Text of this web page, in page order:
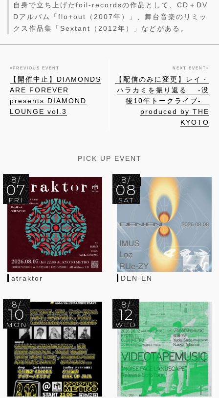
自身で立ち上げたfoil-recordsの作品として、CD＋DV
Dアルバム「flo+out（2007年）」、舞台音楽のリミッ
クス作品集「Sextant（2012年）」などがある。
« PREVIOUS EVENT
【開催中止】DIAMONDS
ARE FOREVER
presents DIAMOND
LOUNGE vol.3
NEXT EVENT »
【配信のみに変更】レイ・
ハラカミを振り返る -没
後10年トークライブ-
produced by THE
KYOTO
PICK UP EVENT
8/
07
FRI
atraktor
8/
08
SAT
DEN-EN
8/
10
MON
8/
12
WED